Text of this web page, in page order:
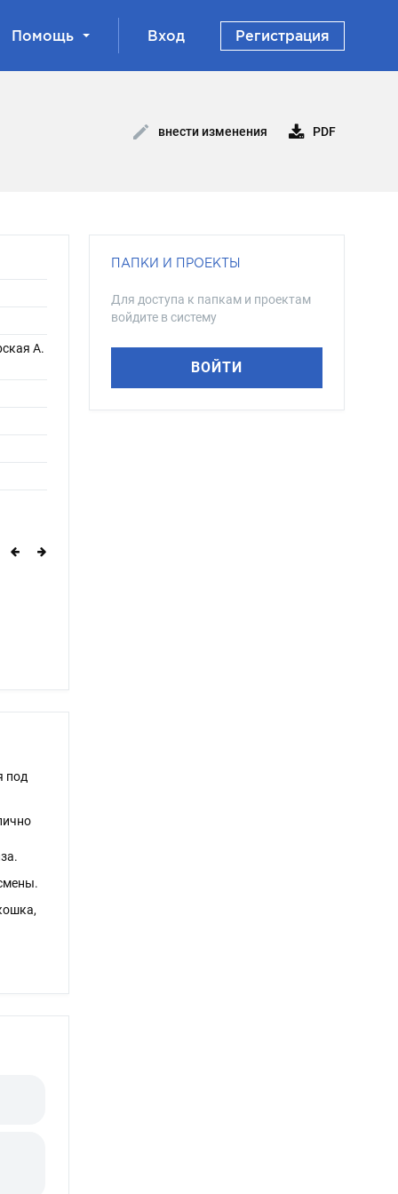
Помощь Вход Регистрация
внести изменения PDF
А.
под
ПАПКИ И ПРОЕКТЫ
Для доступа к папкам и проектам
войдите в систему
ВОЙТИ